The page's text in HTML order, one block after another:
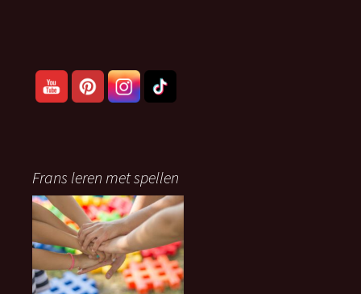
Frans leren met spellen